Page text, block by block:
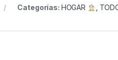
Categorías: HOGAR